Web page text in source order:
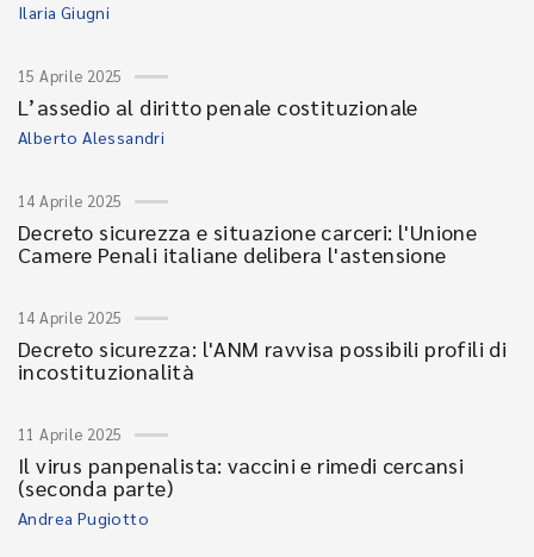
Ilaria Giugni
15 Aprile 2025
L’assedio al diritto penale costituzionale
Alberto Alessandri
14 Aprile 2025
Decreto sicurezza e situazione carceri: l'Unione
Camere Penali italiane delibera l'astensione
14 Aprile 2025
Decreto sicurezza: l'ANM ravvisa possibili profili di
incostituzionalità
11 Aprile 2025
Il virus panpenalista: vaccini e rimedi cercansi
(seconda parte)
Andrea Pugiotto